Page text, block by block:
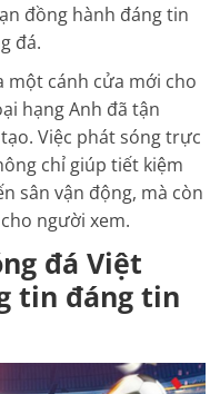
đồng hành đáng tin
đá.
một cánh cửa mới cho
hạng Anh đã tận
Việc phát sóng trực
chỉ giúp tiết kiệm
sân vận động, mà còn
người xem.
đá Việt
tin đáng tin